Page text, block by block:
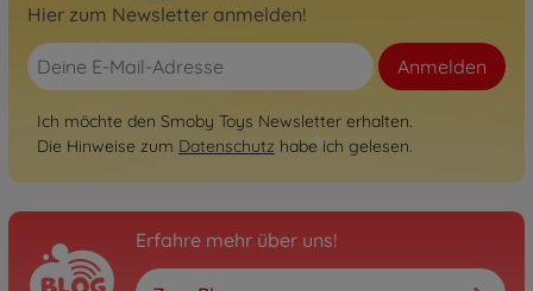
Hier zum Newsletter anmelden!
Anmelden
Ich möchte den Smoby Toys Newsletter erhalten.
Die Hinweise zum Datenschutz habe ich gelesen.
Erfahre mehr über uns!